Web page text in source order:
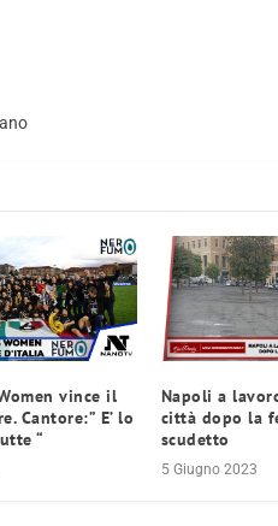
vince il
Cantore:” E’ lo
“
Napoli a
città dopo la
scudetto
5 Giugno 2023